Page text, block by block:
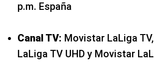
p.m. España
Canal TV: Movistar LaLiga
LaLiga TV UHD y Movistar